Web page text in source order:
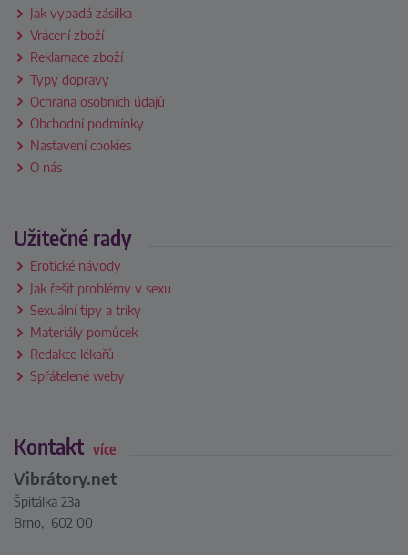
Jak vypadá zásilka
Vrácení zboží
Reklamace zboží
Typy dopravy
Ochrana osobních údajů
Obchodní podmínky
Nastavení cookies
O nás
Užitečné rady
Erotické návody
Jak řešit problémy v sexu
Sexuální tipy a triky
Materiály pomůcek
Redakce lékařů
Spřátelené weby
Kontakt více
Vibrátory.net
Špitálka 23a
Brno, 602 00